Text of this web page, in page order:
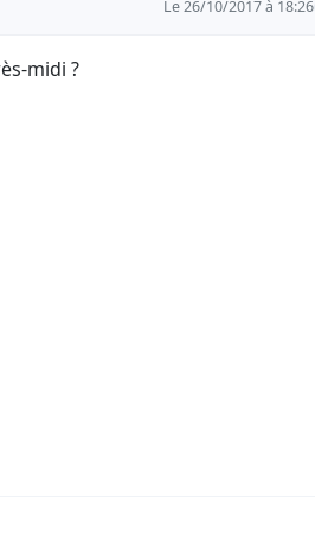
Le 26/10/2017 à 18:26
midi ?